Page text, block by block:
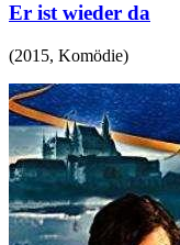
Er ist wieder da
(2015, Komödie)